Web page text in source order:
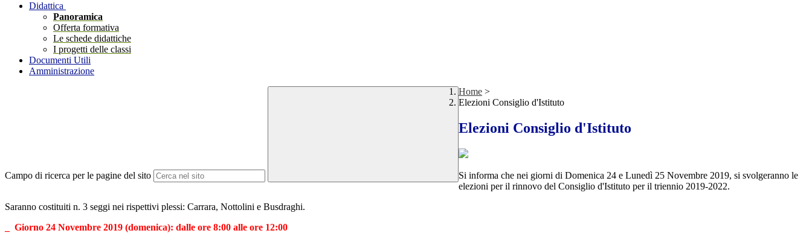
Didattica
Panoramica
Offerta formativa
Le schede didattiche
I progetti delle classi
Documenti Utili
Amministrazione
Campo di ricerca per le pagine del sito
Home >
Elezioni Consiglio d'Istituto
Elezioni Consiglio d'Istituto
Si informa che nei giorni di Domenica 24 e Lunedì 25 Novembre 2019, si svolgeranno le
elezioni per il rinnovo del Consiglio d'Istituto per il triennio 2019-2022.
Saranno costituiti n. 3 seggi nei rispettivi plessi: Carrara, Nottolini e Busdraghi.
_ Giorno 24 Novembre 2019 (domenica): dalle ore 8:00 alle ore 12:00